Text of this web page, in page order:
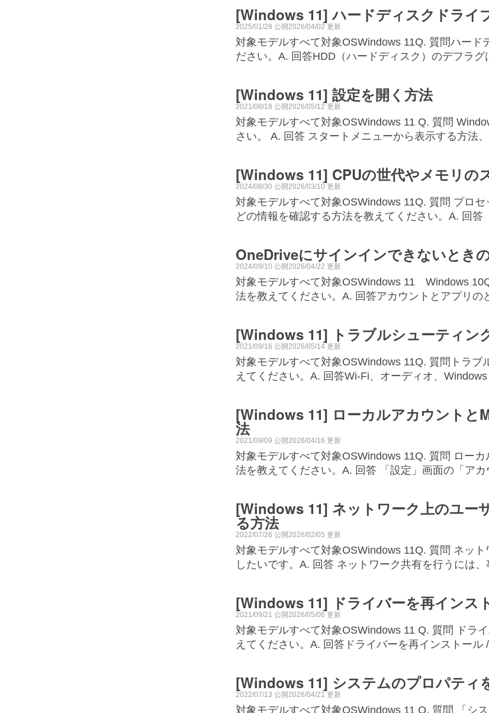
[Windows 11] ハードディスクドライ
2025/01/28 公開2026/04/02 更新
対象モデルすべて対象OSWindows 11Q. 質問ハー
ださい。A. 回答HDD（ハードディスク）のデフラ
[Windows 11] 設定を開く方法
2021/08/18 公開2026/05/12 更新
対象モデルすべて対象OSWindows 11 Q. 質問
さい。 A. 回答 スタートメニューから表示する方法
[Windows 11] CPUの世代やメモリの
2024/08/30 公開2026/03/10 更新
対象モデルすべて対象OSWindows 11Q. 質問 プロ
どの情報を確認する方法を教えてください。A. 回
OneDriveにサインインできないとき
2024/09/10 公開2026/04/22 更新
対象モデルすべて対象OSWindows 11 Windows
法を教えてください。A. 回答アカウントとアプリの
[Windows 11] トラブルシューティン
2021/09/16 公開2026/05/14 更新
対象モデルすべて対象OSWindows 11Q. 質問トラ
えてください。A. 回答Wi-Fi、オーディオ、
[Windows 11] ローカルアカウントと
法
2021/09/09 公開2026/04/16 更新
対象モデルすべて対象OSWindows 11Q. 質問 ロー
法を教えてください。A. 回答 「設定」画面の「ア
[Windows 11] ネットワーク上のユー
る方法
2022/07/26 公開2026/02/05 更新
対象モデルすべて対象OSWindows 11Q. 質問 ネッ
したいです。A. 回答 ネットワーク共有を行うには
[Windows 11] ドライバーを再インス
2021/09/21 公開2026/05/06 更新
対象モデルすべて対象OSWindows 11 Q. 質問 ドラ
えてください。A. 回答ドライバーを再インストー
[Windows 11] システムのプロパティ
2022/07/13 公開2026/04/21 更新
対象モデルすべて対象OSWindows 11 Q. 質問 「シ